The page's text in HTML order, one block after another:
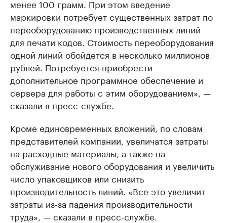
менее 100 грамм. При этом введение
маркировки потребует существенных затрат по
переоборудованию производственных линий
для печати кодов. Стоимость переоборудования
одной линий обойдется в несколько миллионов
рублей. Потребуется приобрести
дополнительное программное обеспечение и
сервера для работы с этим оборудованием», —
сказали в пресс-службе.
Кроме единовременных вложений, по словам
представителей компании, увеличатся затраты
на расходные материалы, а также на
обслуживание нового оборудования и увеличить
число упаковщиков или снизить
производительность линий. «Все это увеличит
затраты из-за падения производительности
труда», — сказали в пресс-службе.